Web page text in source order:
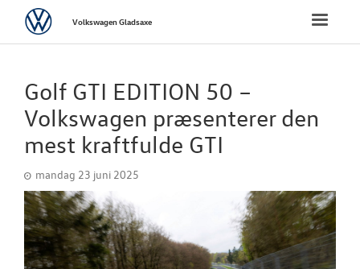
NYE
BRUGTE BILER
VÆRKSTED
Toggle
VolkswagenVolkswagen Gladsaxe
Golf GTI EDITION 50 –
Volkswagen præsenterer den
mest kraftfulde GTI
mandag 23 juni 2025